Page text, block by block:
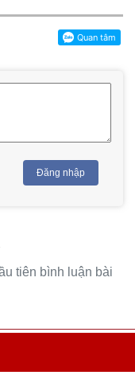
Đăng nhập
tiên bình luận bài